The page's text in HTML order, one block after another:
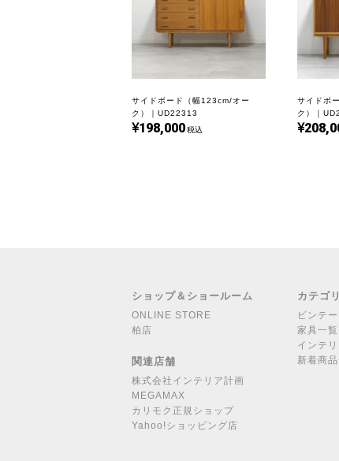
サイドボード（幅123cm/オー
ク）｜UD22313
198,000税込
サイドボ
ク）｜
ショップ＆ショールーム
ONLINE STORE
柏店
関連店舗
株式会社インテリア計画
MEGAMAX
カリモク正規ショップ
Yahoo!ショッピング店
カテゴ
ビンテ
家具一覧
インテ
新着商